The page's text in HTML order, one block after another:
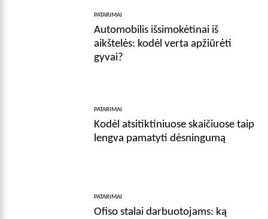
PATARIMAI
Automobilis išsimokėtinai iš
aikštelės: kodėl verta apžiūrėti
gyvai?
PATARIMAI
Kodėl atsitiktiniuose skaičiuose taip
lengva pamatyti dėsningumą
PATARIMAI
Ofiso stalai darbuotojams: ką